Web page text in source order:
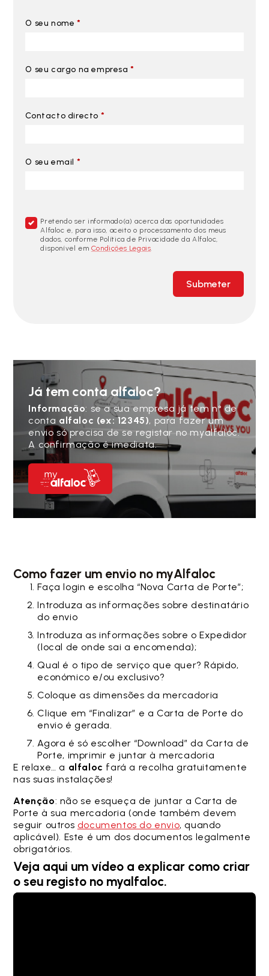
O seu nome *
O seu cargo na empresa *
Contacto directo *
O seu email *
Pretendo ser informado(a) acerca das oportunidades
Alfaloc e, para isso, aceito o processamento dos meus
dados, conforme Política de Privacidade da Alfaloc,
disponível em Condições Legais.
Submeter
Já tem conta alfaloc?
Informação: se a sua empresa já tem n° de
conta alfaloc (ex: 12345), para fazer um
envio só precisa de se registar no myalfaloc.
A confirmação é imediata.
Como fazer um envio no myAlfaloc
Faça login e escolha “Nova Carta de Porte”;
Introduza as informações sobre destinatário
do envio
Introduza as informações sobre o Expedidor
(local de onde sai a encomenda);
Qual é o tipo de serviço que quer? Rápido,
económico e/ou exclusivo?
Coloque as dimensões da mercadoria
Clique em “Finalizar” e a Carta de Porte do
envio é gerada.
Agora é só escolher “Download” da Carta de
Porte, imprimir e juntar à mercadoria
E relaxe… a alfaloc fará a recolha gratuitamente
nas suas instalações!
Atenção: não se esqueça de juntar a Carta de
Porte à sua mercadoria (onde também devem
seguir outros documentos do envio, quando
aplicável). Este é um dos documentos legalmente
obrigatórios.
Veja aqui um vídeo a explicar como criar
o seu registo no myalfaloc.